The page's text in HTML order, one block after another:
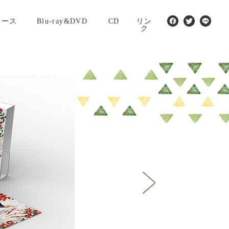
ス Blu-ray&DVD CD
リン
ク